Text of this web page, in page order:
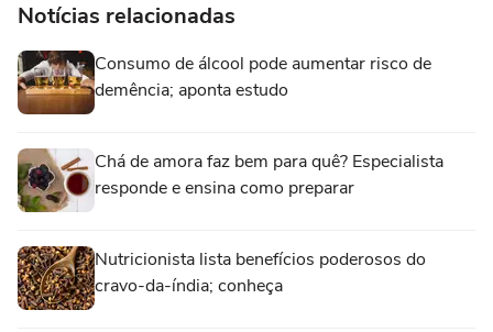
Notícias relacionadas
Consumo de álcool pode aumentar risco de
demência; aponta estudo
Chá de amora faz bem para quê? Especialista
responde e ensina como preparar
Nutricionista lista benefícios poderosos do
cravo-da-índia; conheça